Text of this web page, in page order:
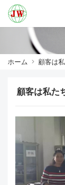
ホーム
製品
ケース
工場展示
العربية
ホーム > 顧客は
顧客は私た